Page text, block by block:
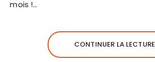
mois !…
CONTINUER LA LECTURE